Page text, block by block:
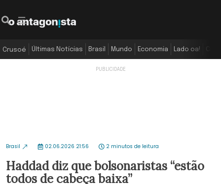
Crusoé Últimas Notícias Brasil Mundo Economia Lado oa!
Brasil 02.06.2026 21:56 2 minutos de leitura
Haddad diz que bolsonaristas “estão
todos de cabeça baixa”